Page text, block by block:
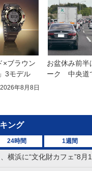
×ブラウン
3モデル
2026年8月8日
お盆休み前半
ーク　中央道
ング
24時間 1週間
横浜に“文化財カフェ”8月